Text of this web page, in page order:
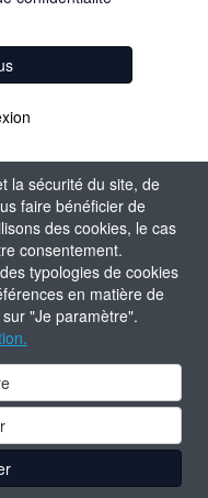
la sécurité du site, de
faire bénéficier de
des cookies, le cas
consentement.
typologies de cookies
en matière de
"Je paramètre".